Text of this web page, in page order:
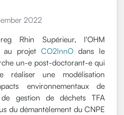
2022
Rhin Supérieur, l'OHM
au projet CO2InnO dans le
un-e post-doctorant-e qui
une modélisation
environnementaux de
gestion de déchets TFA
du démantèlement du CNPE